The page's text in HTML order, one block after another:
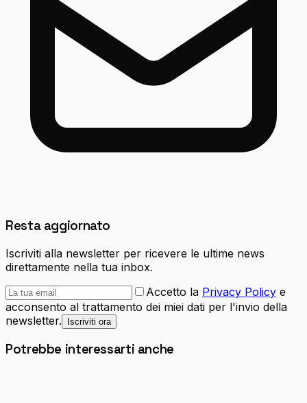
Resta aggiornato
Iscriviti alla newsletter per ricevere le ultime news
direttamente nella tua inbox.
Accetto la Privacy Policy e
acconsento al trattamento dei miei dati per l'invio della
newsletter.
Iscriviti ora
Potrebbe interessarti anche